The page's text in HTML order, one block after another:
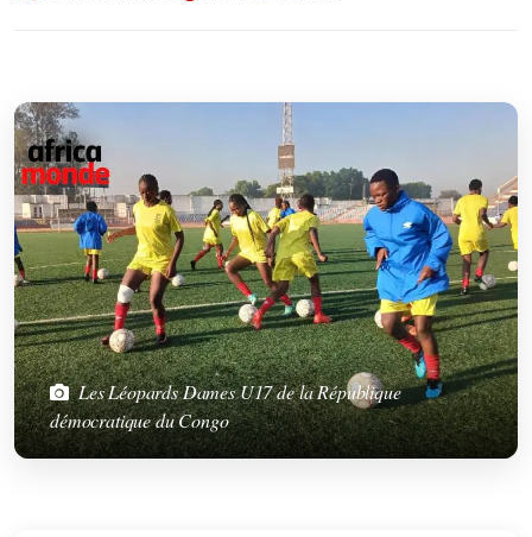
Les Léopards Dames U17 de la République
démocratique du Congo